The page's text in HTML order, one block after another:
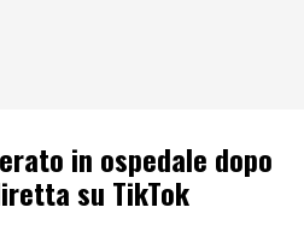
in ospedale dopo
su TikTok